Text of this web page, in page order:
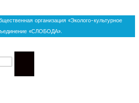
организация «Эколого-культурное
«СЛОБОДА».